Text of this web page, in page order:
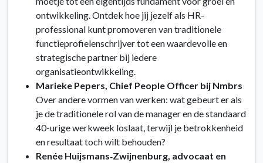
ontwikkeling. Ontdek hoe jij jezelf als HR-
professional kunt promoveren van traditionele
functieprofielenschrijver tot een waardevolle en
strategische partner bij iedere
organisatieontwikkeling.
Marieke Pepers, Chief People Officer bij Nmbrs
Over andere vormen van werken: wat gebeurt er als
je de traditionele rol van de manager en de standaard
40-urige werkweek loslaat, terwijl je betrokkenheid
en resultaat toch wilt behouden?
Renée Huijsmans‑Zwijnenburg, advocaat en